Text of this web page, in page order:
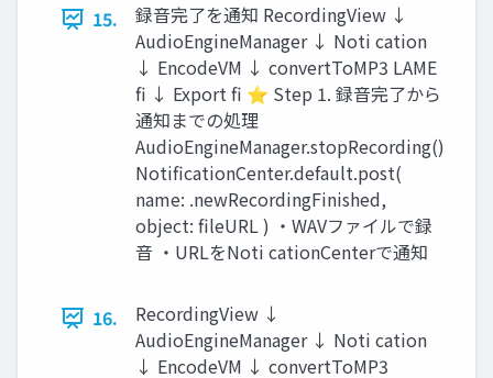
15.
録音完了を通知 RecordingView ↓
AudioEngineManager ↓ Noti cation
↓ EncodeVM ↓ convertToMP3 LAME
fi ↓ Export fi ⭐︎ Step 1. 録音完了から
通知までの処理
AudioEngineManager.stopRecording()
NotificationCenter.default.post(
name: .newRecordingFinished,
object: fileURL ) ・WAVファイルで録
音 ・URLをNoti cationCenterで通知
16.
RecordingView ↓
AudioEngineManager ↓ Noti cation
↓ EncodeVM ↓ convertToMP3